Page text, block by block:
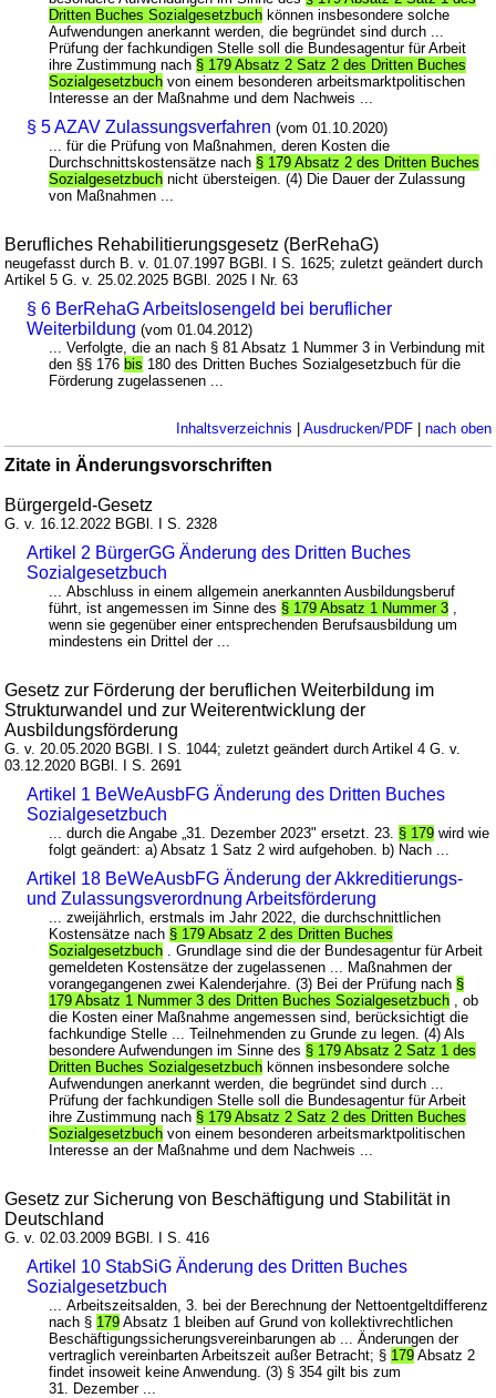
Dritten Buches Sozialgesetzbuch können insbesondere solche
Aufwendungen anerkannt werden, die begründet sind durch ...
Prüfung der fachkundigen Stelle soll die Bundesagentur für Arbeit
ihre Zustimmung nach § 179 Absatz 2 Satz 2 des Dritten Buches
Sozialgesetzbuch von einem besonderen arbeitsmarktpolitischen
Interesse an der Maßnahme und dem Nachweis ...
§ 5 AZAV Zulassungsverfahren (vom 01.10.2020)
... für die Prüfung von Maßnahmen, deren Kosten die
Durchschnittskostensätze nach § 179 Absatz 2 des Dritten Buches
Sozialgesetzbuch nicht übersteigen. (4) Die Dauer der Zulassung
von Maßnahmen ...
Berufliches Rehabilitierungsgesetz (BerRehaG)
neugefasst durch B. v. 01.07.1997 BGBl. I S. 1625; zuletzt geändert durch
Artikel 5 G. v. 25.02.2025 BGBl. 2025 I Nr. 63
§ 6 BerRehaG Arbeitslosengeld bei beruflicher
Weiterbildung (vom 01.04.2012)
... Verfolgte, die an nach § 81 Absatz 1 Nummer 3 in Verbindung mit
den §§ 176bis 180 des Dritten Buches Sozialgesetzbuch für die
Förderung zugelassenen ...
Inhaltsverzeichnis | Ausdrucken/PDF| nach oben
Zitate in Änderungsvorschriften
Bürgergeld-Gesetz
G. v. 16.12.2022 BGBl. I S. 2328
Artikel 2 BürgerGG Änderung des Dritten Buches
Sozialgesetzbuch
... Abschluss in einem allgemein anerkannten Ausbildungsberuf
führt, ist angemessen im Sinne des § 179 Absatz 1 Nummer 3
wenn sie gegenüber einer entsprechenden Berufsausbildung um
mindestens ein Drittel der ...
Gesetz zur Förderung der beruflichen Weiterbildung im
Strukturwandel und zur Weiterentwicklung der
Ausbildungsförderung
G. v. 20.05.2020 BGBl. I S. 1044; zuletzt geändert durch Artikel 4 G. v.
03.12.2020 BGBl. I S. 2691
Artikel 1 BeWeAusbFG Änderung des Dritten Buches
Sozialgesetzbuch
... durch die Angabe „31. Dezember 2023" ersetzt. 23. § 179 wird wie
folgt geändert: a) Absatz 1 Satz 2 wird aufgehoben. b) Nach ...
Artikel 18 BeWeAusbFG Änderung der Akkreditierungs-
und Zulassungsverordnung Arbeitsförderung
... zweijährlich, erstmals im Jahr 2022, die durchschnittlichen
Kostensätze nach § 179 Absatz 2 des Dritten Buches
Sozialgesetzbuch . Grundlage sind die der Bundesagentur für Arbeit
gemeldeten Kostensätze der zugelassenen ... Maßnahmen der
vorangegangenen zwei Kalenderjahre. (3) Bei der Prüfung nach §
179 Absatz 1 Nummer 3 des Dritten Buches Sozialgesetzbuch , ob
die Kosten einer Maßnahme angemessen sind, berücksichtigt die
fachkundige Stelle ... Teilnehmenden zu Grunde zu legen. (4) Als
besondere Aufwendungen im Sinne des § 179 Absatz 2 Satz 1 des
Dritten Buches Sozialgesetzbuch können insbesondere solche
Aufwendungen anerkannt werden, die begründet sind durch ...
Prüfung der fachkundigen Stelle soll die Bundesagentur für Arbeit
ihre Zustimmung nach § 179 Absatz 2 Satz 2 des Dritten Buches
Sozialgesetzbuch von einem besonderen arbeitsmarktpolitischen
Interesse an der Maßnahme und dem Nachweis ...
Gesetz zur Sicherung von Beschäftigung und Stabilität in
Deutschland
G. v. 02.03.2009 BGBl. I S. 416
Artikel 10 StabSiG Änderung des Dritten Buches
Sozialgesetzbuch
... Arbeitszeitsalden, 3. bei der Berechnung der Nettoentgeltdifferenz
nach § 179 Absatz 1 bleiben auf Grund von kollektivrechtlichen
Beschäftigungssicherungsvereinbarungen ab ... Änderungen der
vertraglich vereinbarten Arbeitszeit außer Betracht; § 179 Absatz 2
findet insoweit keine Anwendung. (3) § 354 gilt bis zum
31. Dezember ...